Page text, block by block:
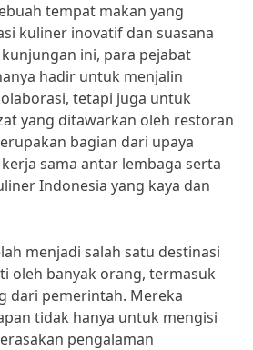
tempat makan yang
kuliner inovatif dan suasana
ini, para pejabat
hadir untuk menjalin
tetapi juga untuk
yang ditawarkan oleh restoran
bagian dari upaya
sama antar lembaga serta
Indonesia yang kaya dan
menjadi salah satu destinasi
oleh banyak orang, termasuk
dari pemerintah. Mereka
tidak hanya untuk mengisi
pengalaman